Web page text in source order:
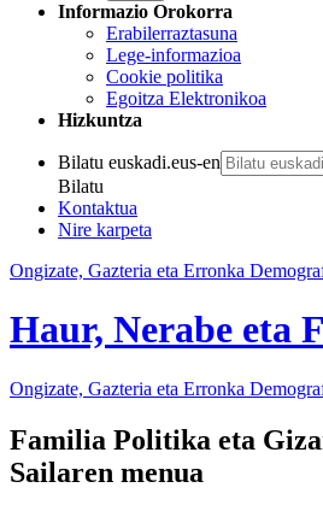
Informazio Orokorra
Erabilerraztasuna
Lege-informazioa
Cookie politika
Egoitza Elektronikoa
Hizkuntza
Bilatu euskadi.eus-en
Bilatu
Kontaktua
Nire karpeta
Ongizate, Gazteria eta Erronka
Haur, Nerabe eta
Ongizate, Gazteria eta Erronka
Familia Politika eta
Sailaren menua